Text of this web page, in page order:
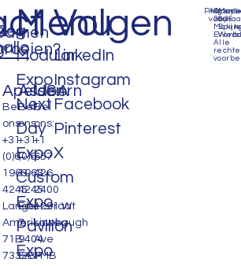
Apeldoorn
Bel
ons:
+31
(0)6
1963
4245
Lange
Amerikaweg
71B
7332BP
Assen
Bel
ons:
+31
(0)6
1963
4245
Eiberstraat
7
9404
EA
USA
Bel
ons:
+1
657
426
2400
1291 W
Linebaugh
Ave
PMB
Menu
Modular
Expo
Next
Day
Expo
Custom
Expo
Pavilion
Expo
Volgen
LinkedIn
Instagram
Facebook
Pinterest
X
©
2035
Alle
Made
by